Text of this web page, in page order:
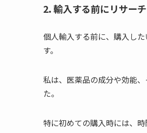
2. 輸入する前にリサー
個人輸入する前に、購入し
す。
私は、医薬品の成分や効能
た。
特に初めての購入時には、